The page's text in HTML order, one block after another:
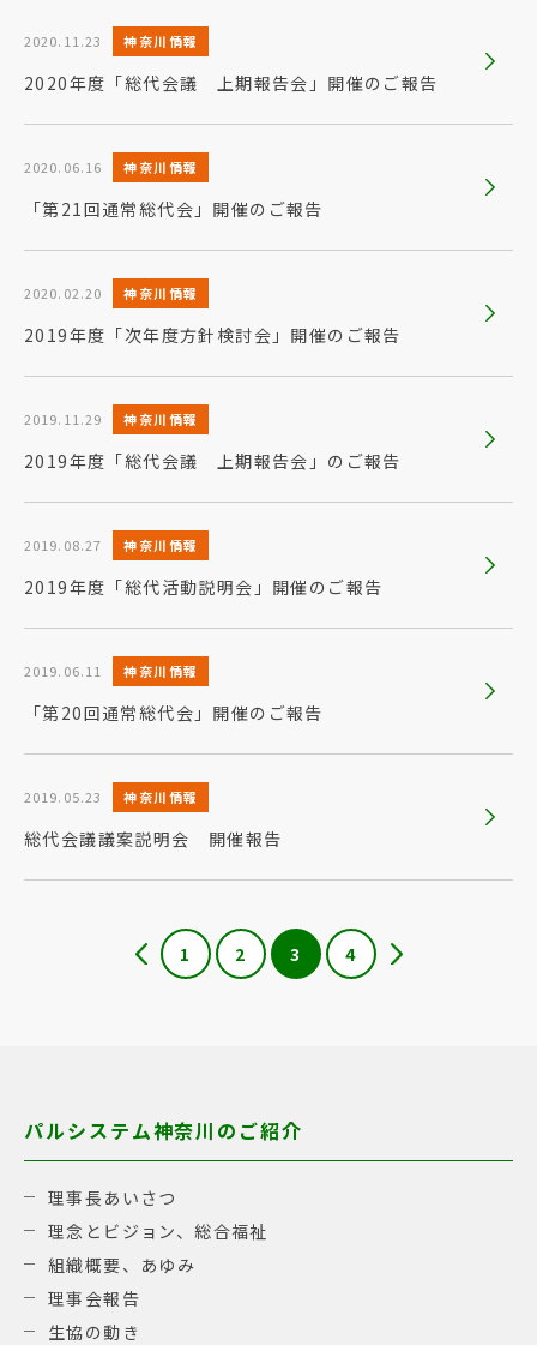
2020.11.23 神奈川情報
2020年度「総代会議 上期報告会」開催のご報告
2020.06.16 神奈川情報
「第21回通常総代会」開催のご報告
2020.02.20 神奈川情報
2019年度「次年度方針検討会」開催のご報告
2019.11.29 神奈川情報
2019年度「総代会議 上期報告会」のご報告
2019.08.27 神奈川情報
2019年度「総代活動説明会」開催のご報告
2019.06.11 神奈川情報
「第20回通常総代会」開催のご報告
2019.05.23 神奈川情報
総代会議議案説明会 開催報告
1 2 3 4
パルシステム神奈川のご紹介
理事長あいさつ
理念とビジョン、総合福祉
組織概要、あゆみ
理事会報告
生協の動き